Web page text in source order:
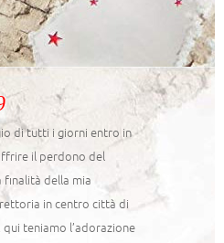
di tutti i giorni entro in
il perdono del
finalità della mia
in centro città di
qui teniamo l’adorazione